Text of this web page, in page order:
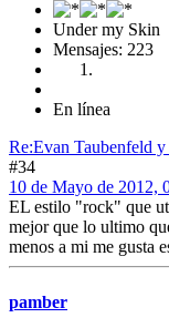
Under my Skin
Mensajes: 223
En línea
Re:Evan Taubenfeld y
#34
10 de Mayo de 2012,
EL estilo "rock" que
mejor que lo ultimo
menos a mi me gusta
pamber